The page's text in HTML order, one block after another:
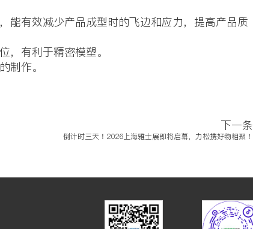
能有效减少产品成型时的飞边和应力，提高产品质
，有利于精密模塑。
制作。
下一条
倒计时三天！2026上海雅士展即将启幕，力松携好物相聚！